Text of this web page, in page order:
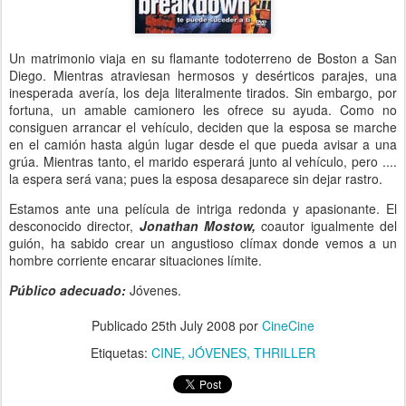
Un matrimonio viaja en su flamante todoterreno de Boston a San
Diego. Mientras atraviesan hermosos y desérticos parajes, una
inesperada avería, los deja literalmente tirados. Sin embargo, por
fortuna, un amable camionero les ofrece su ayuda. Como no
consiguen arrancar el vehículo, deciden que la esposa se marche
en el camión hasta algún lugar desde el que pueda avisar a una
grúa. Mientras tanto, el marido esperará junto al vehículo, pero ....
la espera será vana; pues la esposa desaparece sin dejar rastro.
Estamos ante una película de intriga redonda y apasionante. El
desconocido director, Jonathan Mostow,coautor igualmente del
guión, ha sabido crear un angustioso clímax donde vemos a un
hombre corriente encarar situaciones límite.
Público adecuado: Jóvenes.
Publicado 25th July 2008 por CineCine
Etiquetas: CINE JÓVENES THRILLER